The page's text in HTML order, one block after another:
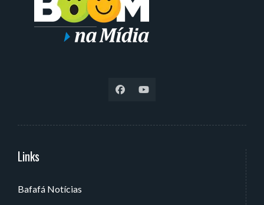
Links
Bafafá Notícias
Serviços